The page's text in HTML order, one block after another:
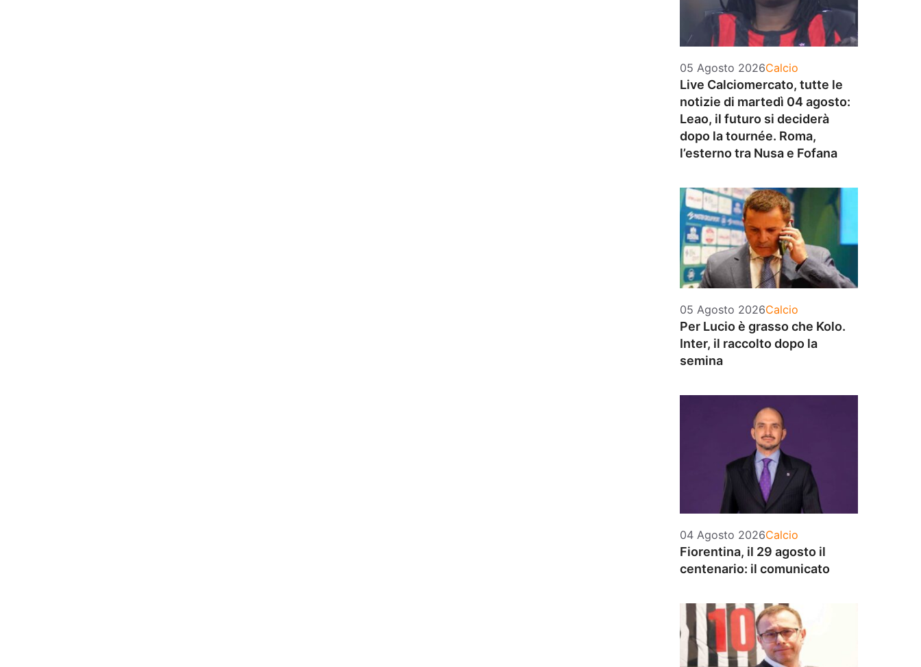
05 Agosto 2026Categorie
Calcio
Live Calciomercato, tutte le
notizie di martedì 04 agosto:
Leao, il futuro si deciderà
dopo la tournée. Roma,
l’esterno tra Nusa e Fofana
05 Agosto 2026Categorie
Calcio
Per Lucio è grasso che Kolo.
Inter, il raccolto dopo la
semina
04 Agosto 2026Categorie
Calcio
Fiorentina, il 29 agosto il
centenario: il comunicato